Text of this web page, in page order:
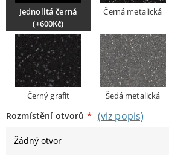
Jednolitá černá
(+600Kč)
Černá metalická
Černý grafit Šedá metalická
Rozmístění otvorů * (viz popis)